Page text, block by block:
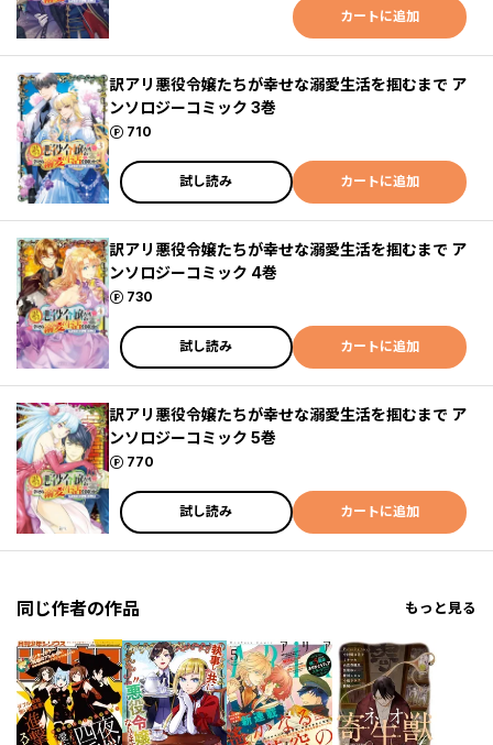
カートに追加
訳アリ悪役令嬢たちが幸せな溺愛生活を掴むまで ア
ンソロジーコミック 3巻
710
ポイント
試し読み カートに追加
訳アリ悪役令嬢たちが幸せな溺愛生活を掴むまで ア
ンソロジーコミック 4巻
730
ポイント
試し読み カートに追加
訳アリ悪役令嬢たちが幸せな溺愛生活を掴むまで ア
ンソロジーコミック 5巻
770
ポイント
試し読み カートに追加
同じ作者の作品 もっと見る